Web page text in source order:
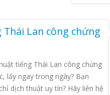
Lan công chứng
tiếng Thái Lan công chứng
lấy ngay trong ngày? Bạn
dịch thuật uy tín? Hãy liên hệ